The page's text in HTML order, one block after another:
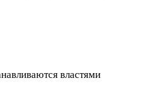
властями